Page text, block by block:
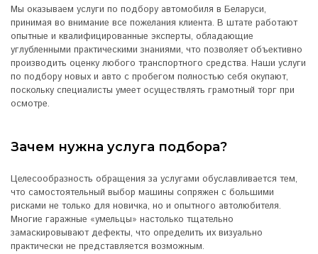
Мы оказываем услуги по подбору автомобиля в Беларуси,
принимая во внимание все пожелания клиента. В штате работают
опытные и квалифицированные эксперты, обладающие
углубленными практическими знаниями, что позволяет объективно
производить оценку любого транспортного средства. Наши услуги
по подбору новых и авто с пробегом полностью себя окупают,
поскольку специалисты умеет осуществлять грамотный торг при
осмотре.
Зачем нужна услуга подбора?
Целесообразность обращения за услугами обуславливается тем,
что самостоятельный выбор машины сопряжен с большими
рисками не только для новичка, но и опытного автолюбителя.
Многие гаражные «умельцы» настолько тщательно
замаскировывают дефекты, что определить их визуально
практически не представляется возможным.